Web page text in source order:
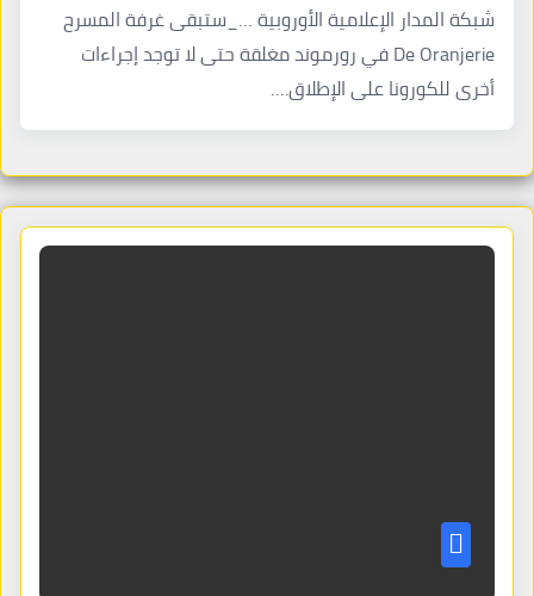
شبكة المدار الإعلامية الأوروبية …_ستبقى غرفة المسرح
De Oranjerie في رورموند مغلقة حتى لا توجد إجراءات
أخرى للكورونا على الإطلاق.…